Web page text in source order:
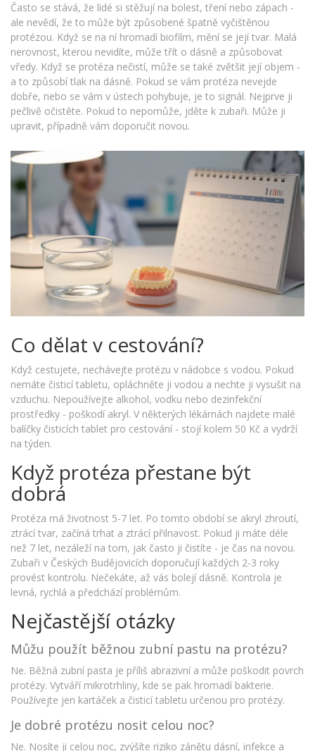
Často se stává, že lidé si stěžují na bolest, tření nebo zápach -
ale nevědí, že to může být způsobené špatně vyčištěnou
protézou. Když se na ní hromadí biofilm, mění se její tvar. Malá
nerovnost, kterou nevidíte, může třít o dásně a způsobovat
vředy. Když se protéza nečistí, může se také zvětšit její objem -
a to způsobí tlak na dásně. Pokud se vám protéza nevejde
dobře, nebo se vám v ústech pohybuje, je to signál. Nejprve ji
pečlivě očistěte. Pokud to nepomůže, jděte k zubaři. Může ji
upravit, případně vám doporučit novou.
Co dělat v cestování?
Když cestujete, nechávejte protézu v nádobce s vodou. Pokud
nemáte čisticí tabletu, opláchněte ji vodou a nechte ji vysušit na
vzduchu. Nepoužívejte alkohol, vodku nebo dezinfekční
prostředky - poškodí akryl. V některých lékárnách najdete malé
balíčky čisticích tablet pro cestování - stojí kolem 50 Kč a vydrží
na týden.
Když protéza přestane být
dobrá
Protéza má životnost 5-7 let. Po tomto období se akryl zhroutí,
ztrácí tvar, začíná trhat a ztrácí přilnavost. Pokud ji máte déle
než 7 let, nezáleží na tom, jak často ji čistíte - je čas na novou.
Zubaři v Českých Budějovicích doporučují každých 2-3 roky
provést kontrolu. Nečekáte, až vás bolejí dásně. Kontrola je
levná, rychlá a předchází problémům.
Nejčastější otázky
Můžu použít běžnou zubní pastu na protézu?
Ne. Běžná zubní pasta je příliš abrazivní a může poškodit povrch
protézy. Vytváří mikrotrhliny, kde se pak hromadí bakterie.
Používejte jen kartáček a čisticí tabletu určenou pro protézy.
Je dobré protézu nosit celou noc?
Ne. Nosíte ji celou noc, zvýšíte riziko zánětu dásní, infekce a